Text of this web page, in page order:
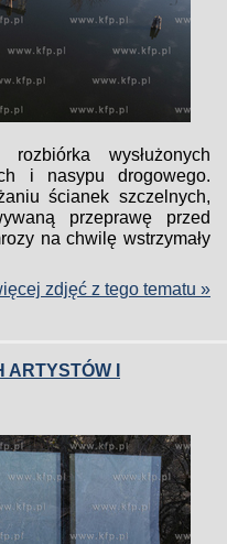
wysłużonych
i nasypu drogowego.
ścianek szczelnych,
przeprawę przed
na chwilę wstrzymały
zdjęć z tego tematu »
I